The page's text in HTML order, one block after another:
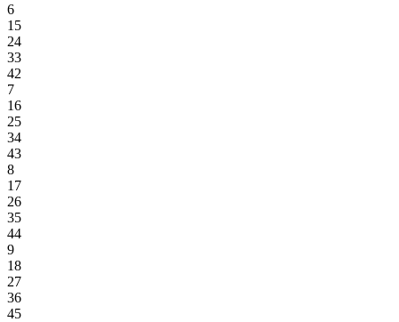
6
15
24
33
42
7
16
25
34
43
8
17
26
35
44
9
18
27
36
45